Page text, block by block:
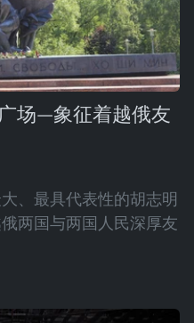
场—象征着越俄友
、最具代表性的胡志明
两国与两国人民深厚友